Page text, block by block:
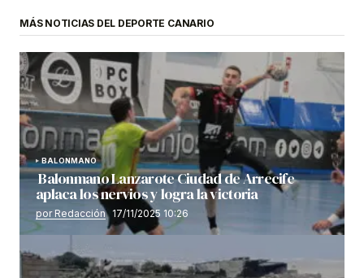
MÁS NOTICIAS DEL DEPORTE CANARIO
BALONMANO
Balonmano Lanzarote Ciudad de Arrecife
aplaca los nervios y logra la victoria
por Redacción 17/11/2025 10:26